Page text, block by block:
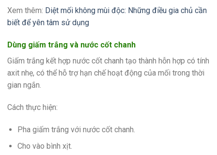
Xem thêm: Diệt mối không mùi độc: Những điều gia chủ cần
biết để yên tâm sử dụng
Dùng giấm trắng và nước cốt chanh
Giấm trắng kết hợp nước cốt chanh tạo thành hỗn hợp có tính
axit nhẹ, có thể hỗ trợ hạn chế hoạt động của mối trong thời
gian ngắn.
Cách thực hiện:
Pha giấm trắng với nước cốt chanh.
Cho vào bình xịt.